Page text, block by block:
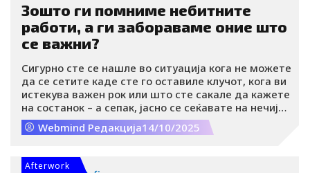
Зошто ги помниме небитните
работи, а ги забораваме оние што
се важни?
Сигурно сте се нашле во ситуација кога не можете
да се сетите каде сте го оставиле клучот, кога ви
истекува важен рок или што сте сакале да кажете
на состанок – а сепак, јасно се сеќавате на нечија
маица со жирафи од пред три години или песната
што свирела додека сте чекале ред во банка. Овој
подлабоки психолошки и невролошки причини.
Webmind Редакција14/10/2025
Afterwork